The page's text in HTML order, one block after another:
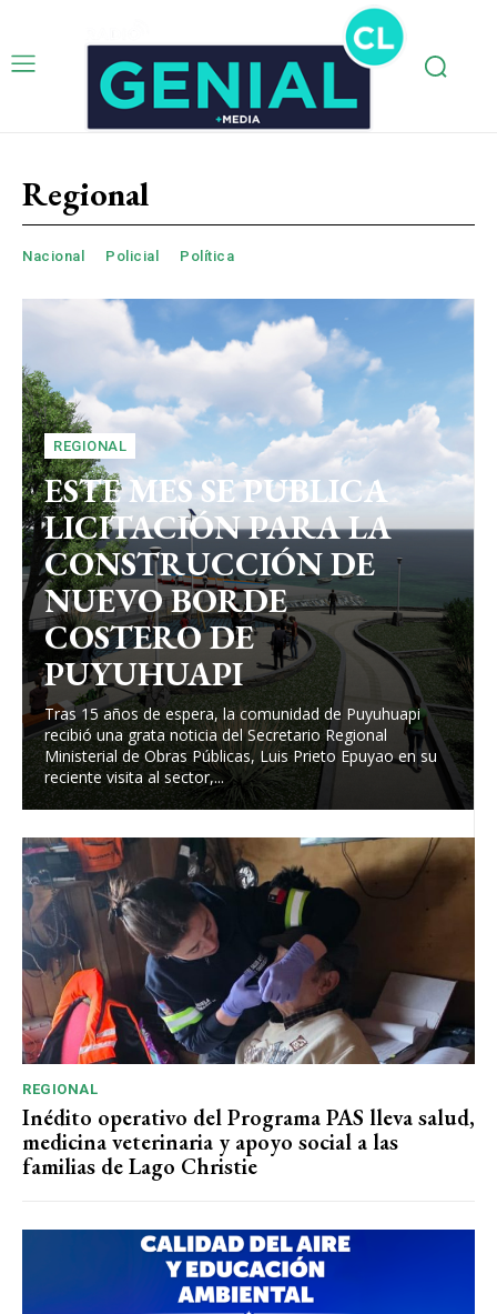
Regional
Nacional Policial Política
REGIONAL
ESTE MES SE PUBLICA
LICITACIÓN PARA LA
CONSTRUCCIÓN DE
NUEVO BORDE
COSTERO DE
PUYUHUAPI
Tras 15 años de espera, la comunidad de Puyuhuapi
recibió una grata noticia del Secretario Regional
Ministerial de Obras Públicas, Luis Prieto Epuyao en su
reciente visita al sector,...
REGIONAL
Inédito operativo del Programa PAS lleva salud,
medicina veterinaria y apoyo social a las
familias de Lago Christie